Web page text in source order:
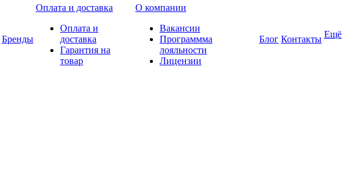
Бренды
Оплата и доставка
Оплата и
доставка
Гарантия на
товар
О компании
Вакансии
Программма
лояльности
Лицензии
Блог Контакты Ещё